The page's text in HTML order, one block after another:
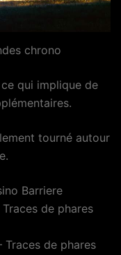
chrono
ce qui implique de
tourné autour
Barriere
de phares
Traces de phares